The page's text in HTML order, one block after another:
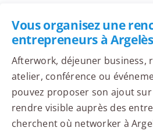
Vous organisez une
entrepreneurs à
Afterwork, déjeuner business,
atelier, conférence ou
pouvez proposer son ajout
rendre visible auprès des
cherchent où networker à